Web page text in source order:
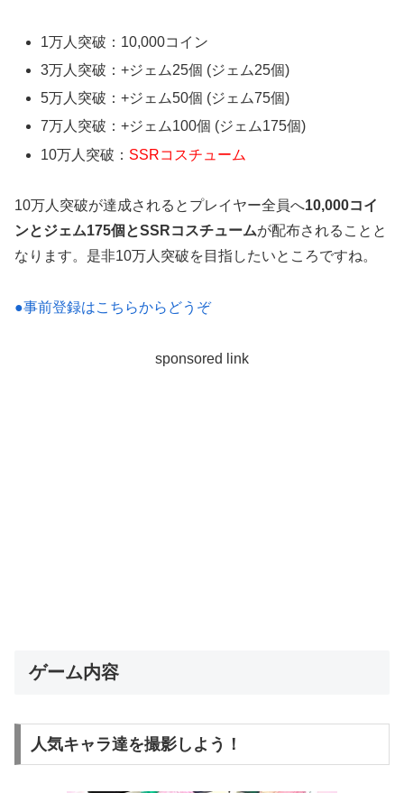
1万人突破：10,000コイン
3万人突破：+ジェム25個 (ジェム25個)
5万人突破：+ジェム50個 (ジェム75個)
7万人突破：+ジェム100個 (ジェム175個)
10万人突破： SSRコスチューム
10万人突破が達成されるとプレイヤー全員へ10,000コイ
ンとジェム175個とSSRコスチュームが配布されることと
なります。是非10万人突破を目指したいところですね。
●事前登録はこちらからどうぞ
sponsored link
ゲーム内容
人気キャラ達を撮影しよう！